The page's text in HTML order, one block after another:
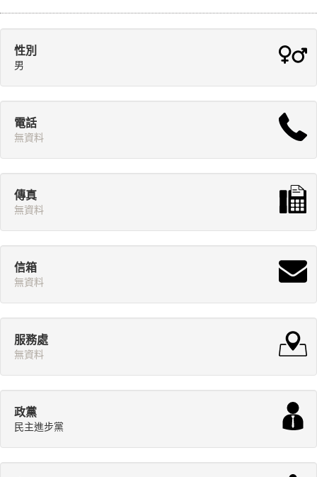
性別
男
電話
無資料
傳真
無資料
信箱
無資料
服務處
無資料
政黨
民主進步黨